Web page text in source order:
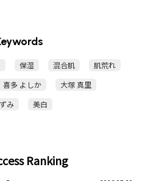
保湿 混合肌
肌荒れ
喜多 よしか
大塚 真里
み
美白
Ranking